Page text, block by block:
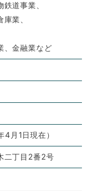
道事業、
業、
、金融業など
月1日現在）
二丁目2番2号